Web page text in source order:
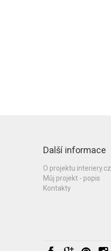
Další informace
O projektu interiery.cz
Můj projekt - popis
Kontakty